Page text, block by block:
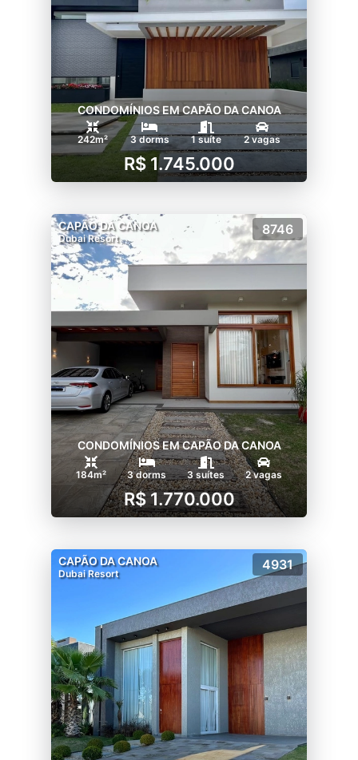
CONDOMÍNIOS EM CAPÃO DA CANOA
242m² 3 dorms 1 suíte 2 vagas
R$ 1.745.000
CAPÃO DA CANOA
Dubai Resort
8746
CONDOMÍNIOS EM CAPÃO DA CANOA
184m² 3 dorms 3 suítes 2 vagas
R$ 1.770.000
CAPÃO DA CANOA
Dubai Resort
4931